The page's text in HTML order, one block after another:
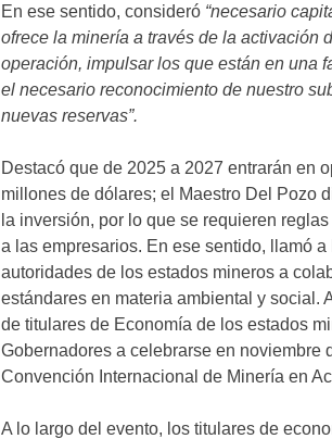
En ese sentido, consideró “necesario
ofrece la minería a través de la activación
operación, impulsar los que están en una
el necesario reconocimiento de nuestro
nuevas reservas”.
Destacó que de 2025 a 2027 entrarán en
millones de dólares; el Maestro Del Pozo
la inversión, por lo que se requieren
a las empresarios. En ese sentido, llamó
autoridades de los estados mineros a
estándares en materia ambiental y social.
de titulares de Economía de los estados
Gobernadores a celebrarse en noviembre
Convención Internacional de Minería en
A lo largo del evento, los titulares de